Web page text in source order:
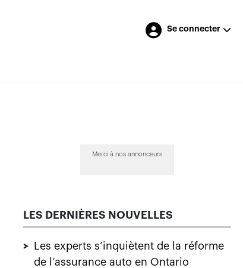
Se connecter
Merci à nos annonceurs
LES DERNIÈRES NOUVELLES
>
Les experts s’inquiètent de la réforme
de l’assurance auto en Ontario